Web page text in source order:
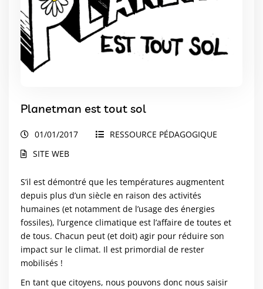
Planetman est tout sol
01/01/2017
RESSOURCE PÉDAGOGIQUE
SITE WEB
S’il est démontré que les températures augmentent
depuis plus d’un siècle en raison des activités
humaines (et notamment de l’usage des énergies
fossiles), l’urgence climatique est l’affaire de toutes et
de tous. Chacun peut (et doit) agir pour réduire son
impact sur le climat. Il est primordial de rester
mobilisés !
En tant que citoyens, nous pouvons donc nous saisir